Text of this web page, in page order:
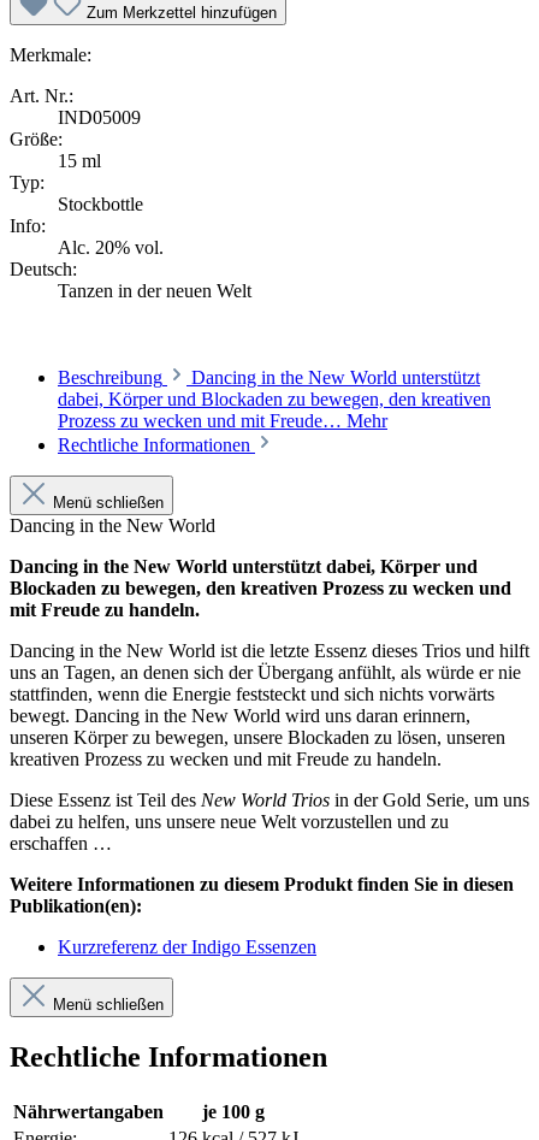
Zum Merkzettel hinzufügen
Merkmale:
Art. Nr.:
IND05009
Größe:
15 ml
Typ:
Stockbottle
Info:
Alc. 20% vol.
Deutsch:
Tanzen in der neuen Welt
Beschreibung
Dancing in the New World unterstützt
dabei, Körper und Blockaden zu bewegen, den kreativen
Prozess zu wecken und mit Freude… Mehr
Rechtliche Informationen
Menü schließen
Dancing in the New World
Dancing in the New World unterstützt dabei, Körper und
Blockaden zu bewegen, den kreativen Prozess zu wecken und
mit Freude zu handeln.
Dancing in the New World ist die letzte Essenz dieses Trios und hilft
uns an Tagen, an denen sich der Übergang anfühlt, als würde er nie
stattfinden, wenn die Energie feststeckt und sich nichts vorwärts
bewegt. Dancing in the New World wird uns daran erinnern,
unseren Körper zu bewegen, unsere Blockaden zu lösen, unseren
kreativen Prozess zu wecken und mit Freude zu handeln.
Diese Essenz ist Teil des New World Trios in der Gold Serie, um uns
dabei zu helfen, uns unsere neue Welt vorzustellen und zu
erschaffen …
Weitere Informationen zu diesem Produkt finden Sie in diesen
Publikation(en):
Kurzreferenz der Indigo Essenzen
Menü schließen
Rechtliche Informationen
Nährwertangaben
je 100 g